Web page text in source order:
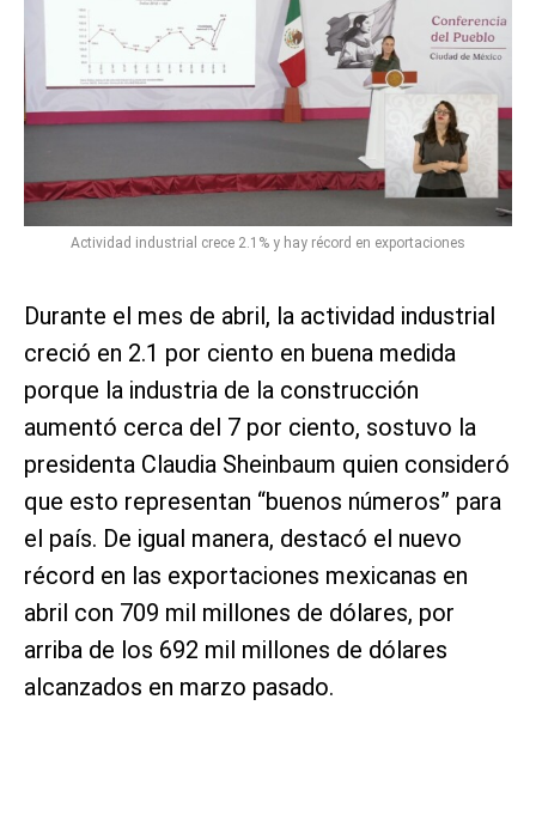
Actividad industrial crece 2.1% y hay récord en exportaciones
Durante el mes de abril, la actividad industrial
creció en 2.1 por ciento en buena medida
porque la industria de la construcción
aumentó cerca del 7 por ciento, sostuvo la
presidenta Claudia Sheinbaum quien consideró
que esto representan “buenos números” para
el país. De igual manera, destacó el nuevo
récord en las exportaciones mexicanas en
abril con 709 mil millones de dólares, por
arriba de los 692 mil millones de dólares
alcanzados en marzo pasado.